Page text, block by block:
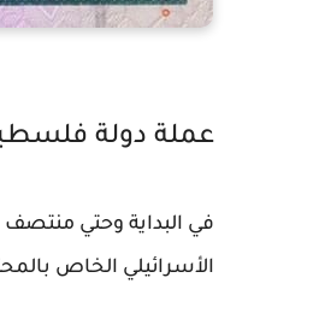
عملة دولة
في البداية وحتي منتصف
الأسرائيلي الخاص